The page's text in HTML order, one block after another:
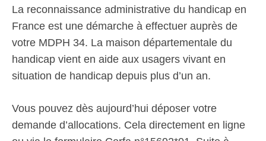
La reconnaissance administrative du handicap en
France est une démarche à effectuer auprès de
votre MDPH 34. La maison départementale du
handicap vient en aide aux usagers vivant en
situation de handicap depuis plus d’un an.
Vous pouvez dès aujourd’hui déposer votre
demande d’allocations. Cela directement en ligne